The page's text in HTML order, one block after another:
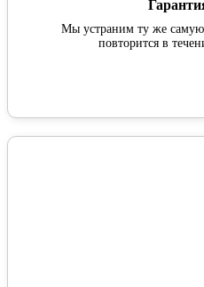
Мы устраним ту же самую
повторится в